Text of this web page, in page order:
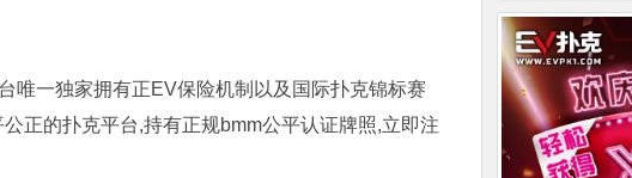
唯一独家拥有正EV保险机制以及国际扑克锦标赛
正的扑克平台,持有正规bmm公平认证牌照,立即注